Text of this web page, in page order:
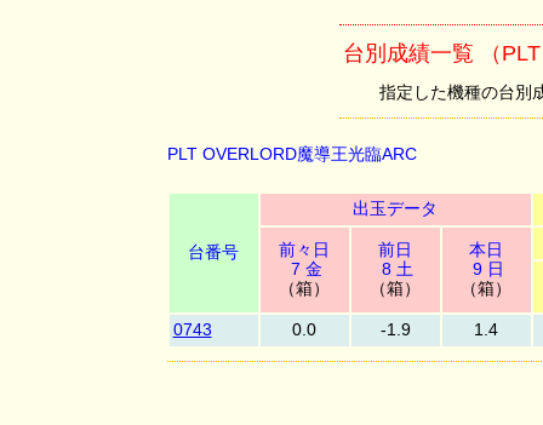
台別成績一覧 （
指定した機種の台別
PLT OVERLORD魔導王光臨ARC
台番号
出玉データ
前々日
7 金
（箱）
前日
8 土
（箱）
本日
9 日
（箱）
0743 0.0 -1.9 1.4